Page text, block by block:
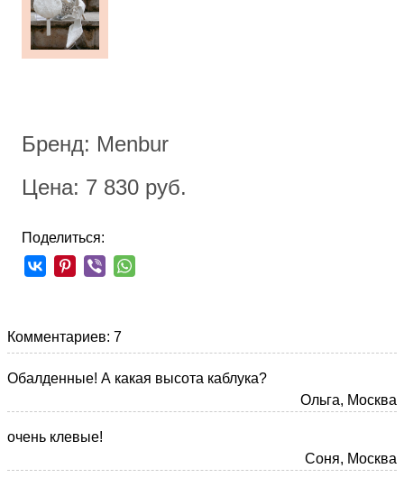
Бренд: Menbur
Цена: 7 830 руб.
Поделиться:
Комментариев: 7
Обалденные! А какая высота каблука?
Ольга, Москва
очень клевые!
Соня, Москва